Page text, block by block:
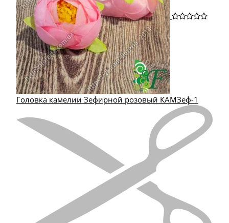
Головка камелии Зефирной розовый КАМЗеф-1